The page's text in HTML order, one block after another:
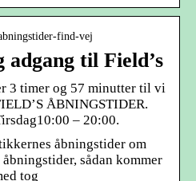
find-vej
til Field’s
3 timer og 57 minutter til vi
ÅBNINGSTIDER.
– 20:00.
åbningstider om
sådan kommer
tog